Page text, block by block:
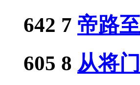
642 7 帝路
605 8 从将